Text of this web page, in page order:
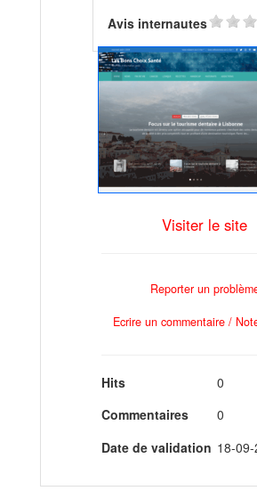
Avis internautes
Visiter le site
Reporter un
Ecrire un commentaire /
Hits
0
Commentaires
0
Date de validation 18-